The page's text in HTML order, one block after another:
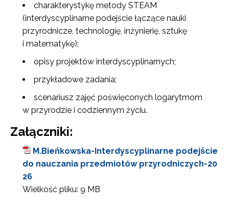
charakterystykę metody STEAM
(interdyscyplinarne podejście łączące nauki
przyrodnicze, technologię, inżynierię, sztukę
i matematykę);
opisy projektów interdyscyplinarnych;
przykładowe zadania;
scenariusz zajęć poświęconych logarytmom
w przyrodzie i codziennym życiu.
Załączniki:
M.Bieńkowska-Interdyscyplinarne podejście
do nauczania przedmiotów przyrodniczych-20
26
Wielkość pliku: 9 MB